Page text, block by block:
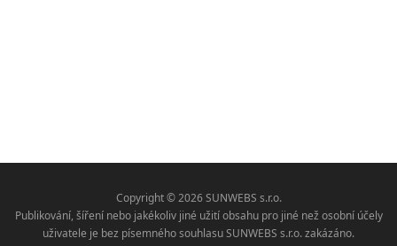
Copyright © 2026 SUNWEBS s.r.o.
Publikování, šíření nebo jakékoliv jiné užití obsahu pro jiné než osobní účely
uživatele je bez písemného souhlasu SUNWEBS s.r.o. zakázáno.